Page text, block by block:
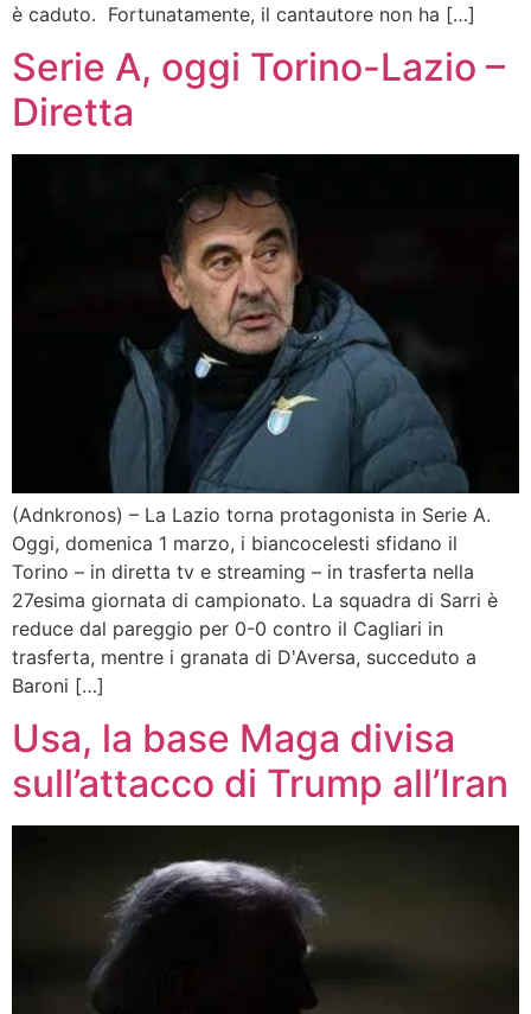
è caduto. Fortunatamente, il cantautore non ha […]
Serie A, oggi Torino-Lazio –
Diretta
(Adnkronos) – La Lazio torna protagonista in Serie A.
Oggi, domenica 1 marzo, i biancocelesti sfidano il
Torino – in diretta tv e streaming – in trasferta nella
27esima giornata di campionato. La squadra di Sarri è
reduce dal pareggio per 0-0 contro il Cagliari in
trasferta, mentre i granata di D'Aversa, succeduto a
Baroni […]
Usa, la base Maga divisa
sull’attacco di Trump all’Iran